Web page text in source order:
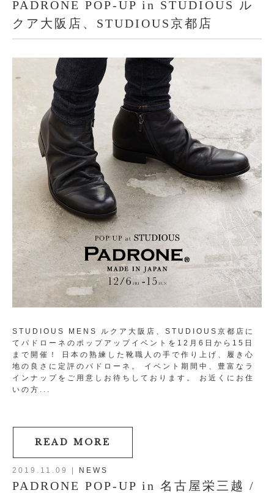
PADRONE POP-UP in STUDIOUS ル
クア大阪店、STUDIOUS京都店
STUDIOUS MENS ルクア大阪店、STUDIOUS京都店に
てパドローネのポップアップイベントを12月6日から15日
まで開催！ 日本の熟練した靴職人の手で作り上げ、履き心
地の良さに定評のパドローネ。 イベント期間中、豊富なラ
インナップをご用意しお待ちしております。 お近くにお住
いの方...
READ MORE
2019.11.09 | NEWS
PADRONE POP-UP in 名古屋栄三越 /